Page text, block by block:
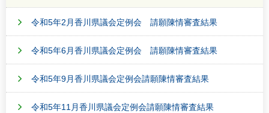
令和5年2月香川県議会定例会 請願陳情審査結果
令和5年6月香川県議会定例会 請願陳情審査結果
令和5年9月香川県議会定例会請願陳情審査結果
令和5年11月香川県議会定例会請願陳情審査結果